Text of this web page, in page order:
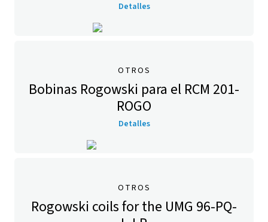
Detalles
OTROS
Bobinas Rogowski para el RCM 201-
ROGO
Detalles
OTROS
Rogowski coils for the UMG 96-PQ-